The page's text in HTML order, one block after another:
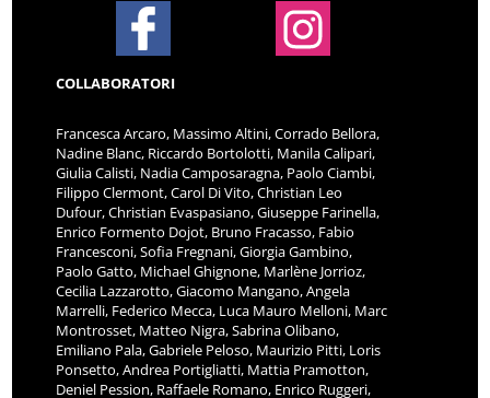
COLLABORATORI
Francesca Arcaro, Massimo Altini, Corrado Bellora,
Nadine Blanc, Riccardo Bortolotti, Manila Calipari,
Giulia Calisti, Nadia Camposaragna, Paolo Ciambi,
Filippo Clermont, Carol Di Vito, Christian Leo
Dufour, Christian Evaspasiano, Giuseppe Farinella,
Enrico Formento Dojot, Bruno Fracasso, Fabio
Francesconi, Sofia Fregnani, Giorgia Gambino,
Paolo Gatto, Michael Ghignone, Marlène Jorrioz,
Cecilia Lazzarotto, Giacomo Mangano, Angela
Marrelli, Federico Mecca, Luca Mauro Melloni, Marc
Montrosset, Matteo Nigra, Sabrina Olibano,
Emiliano Pala, Gabriele Peloso, Maurizio Pitti, Loris
Ponsetto, Andrea Portigliatti, Mattia Pramotton,
Deniel Pession, Raffaele Romano, Enrico Ruggeri,